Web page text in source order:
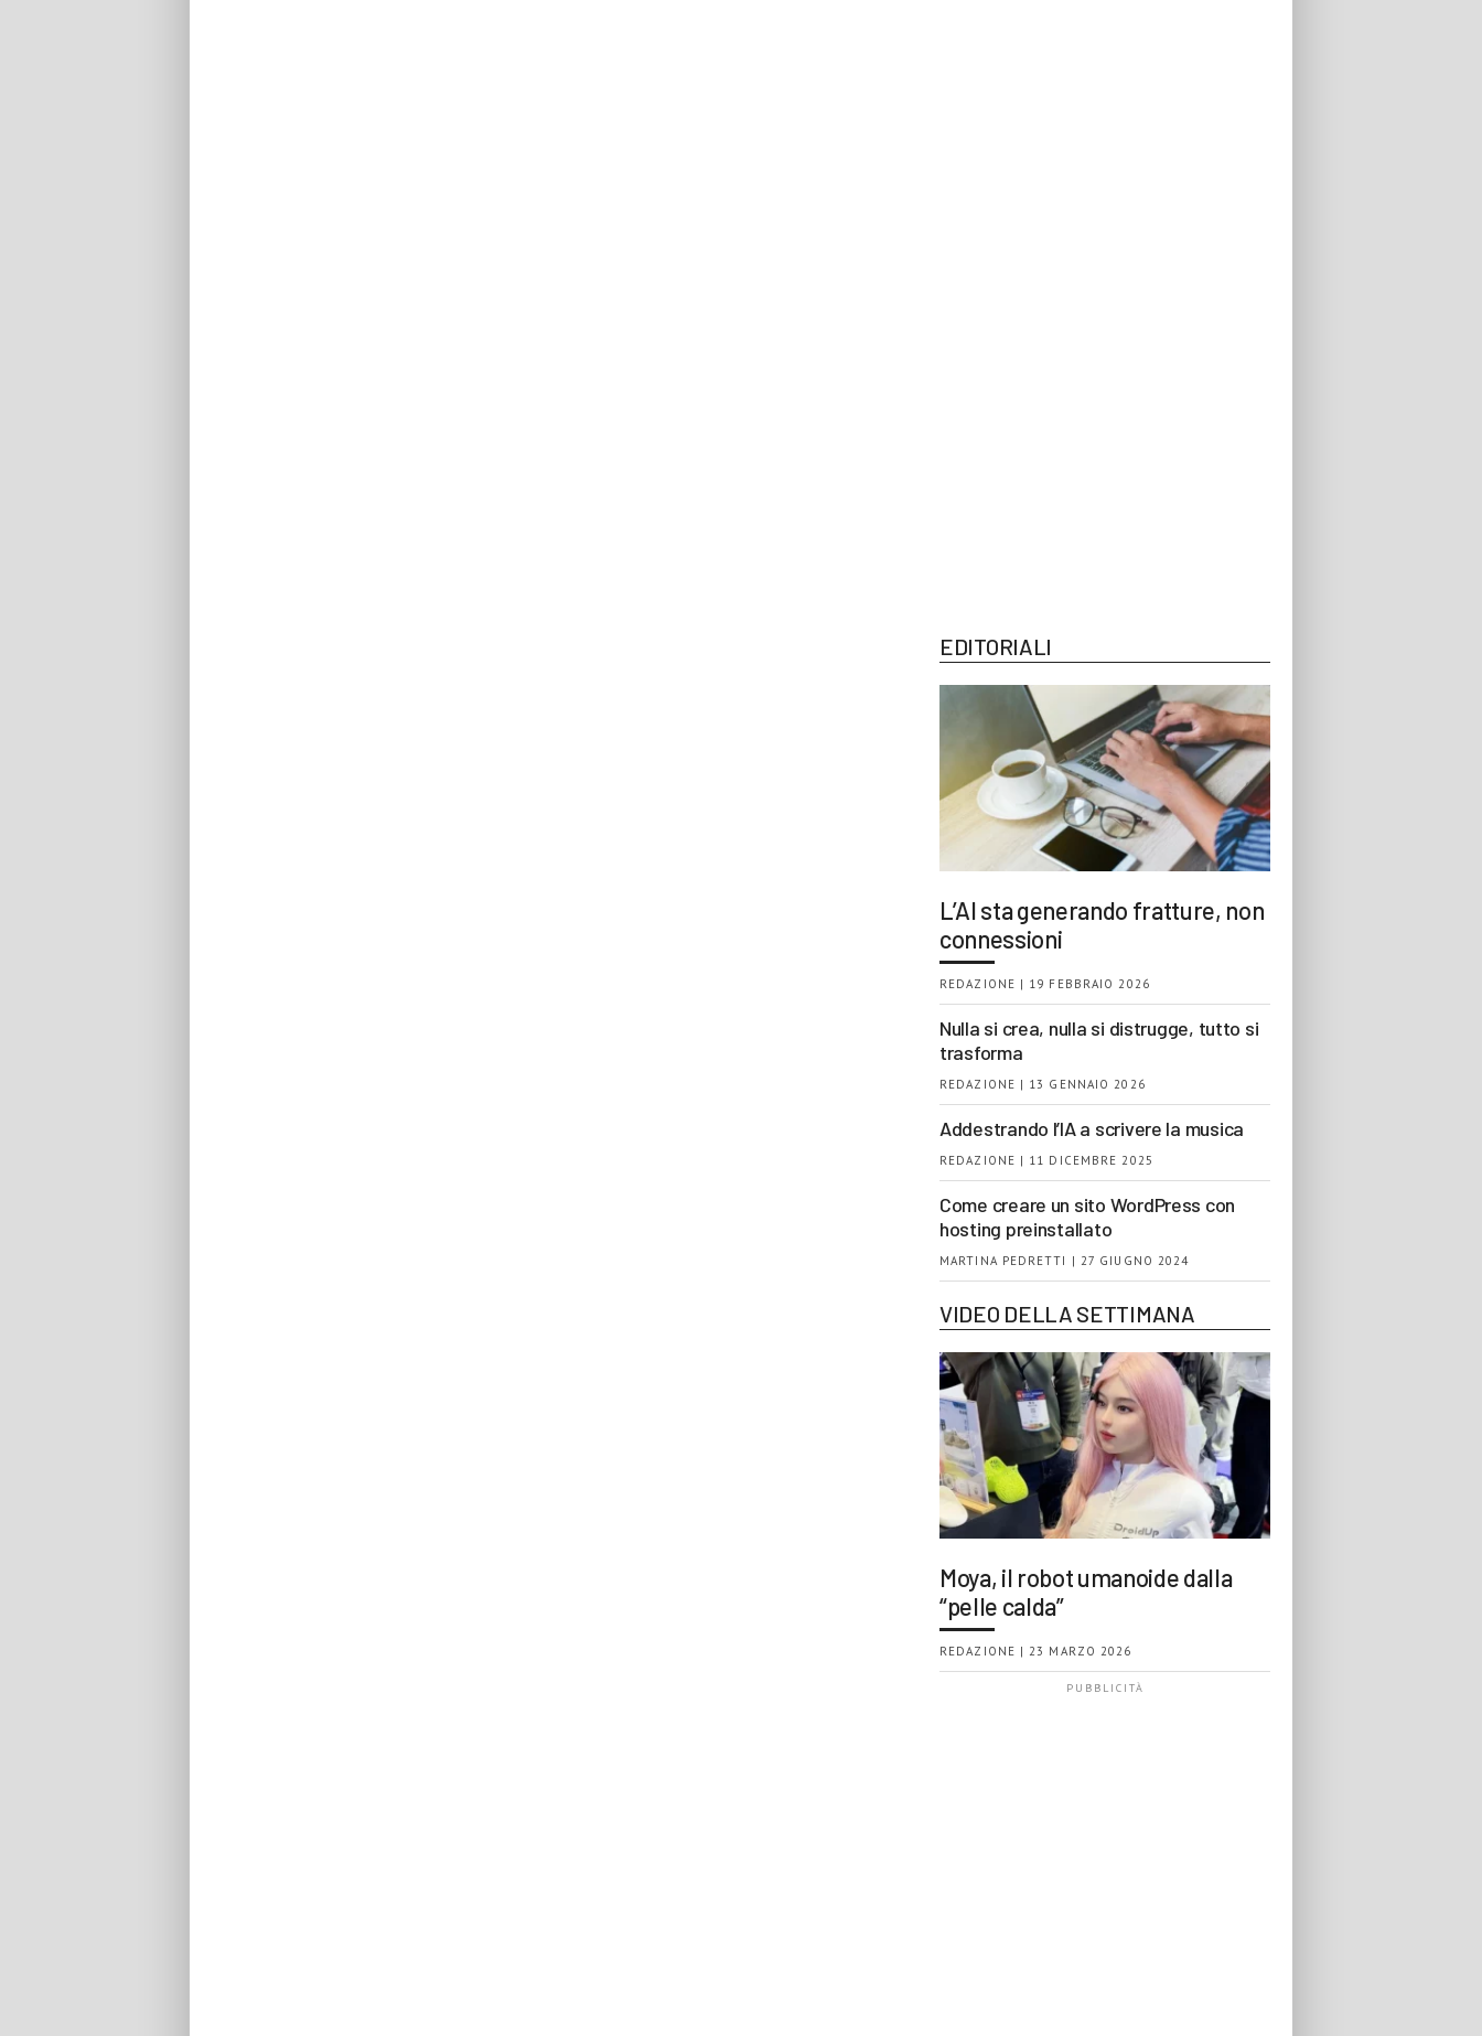
EDITORIALI
L’AI sta generando fratture, non
connessioni
REDAZIONE | 19 FEBBRAIO 2026
Nulla si crea, nulla si distrugge, tutto si
trasforma
REDAZIONE | 13 GENNAIO 2026
Addestrando l’IA a scrivere la musica
REDAZIONE | 11 DICEMBRE 2025
Come creare un sito WordPress con
hosting preinstallato
MARTINA PEDRETTI | 27 GIUGNO 2024
VIDEO DELLA SETTIMANA
Moya, il robot umanoide dalla
“pelle calda”
REDAZIONE | 23 MARZO 2026